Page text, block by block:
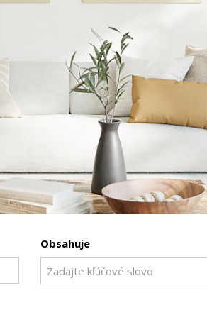
Obsahuje